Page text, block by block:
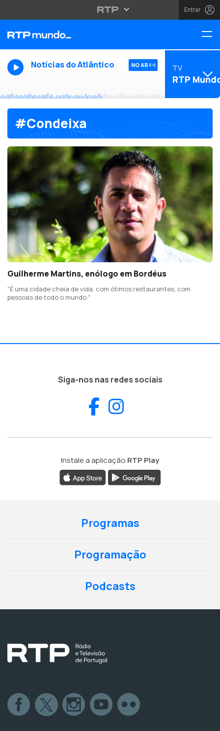
Entrar
Notícias do Atlântico NO AR TV
RTP
#Condeixa
Guilherme Martins, enólogo em Bordéus
"É uma cidade cheia de vida, com ótimos restaurantes, com
pessoas de todo o mundo."
Siga-nos nas redes sociais
Facebook
Instale a aplicação RTP Play
Programas
Programação
Podcasts